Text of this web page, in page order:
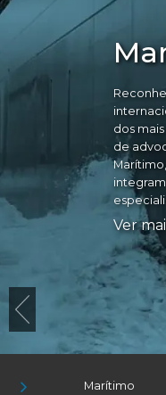
dos
de
Ver
Marítimo